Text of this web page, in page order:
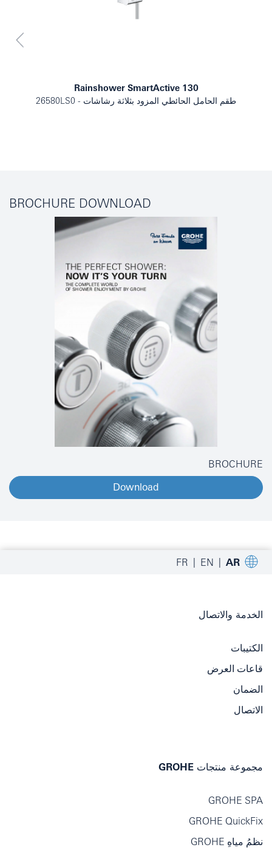
Rainshower SmartActive 130
طقم الحامل الحائطي المزود بثلاثة رشاشات
26580LS0
BROCHURE DOWNLOAD
BROCHURE
Download
AR
EN
FR
الخدمة والاتصال
الكتيبات
قاعات العرض
الضمان
الاتصال
مجموعة منتجات GROHE
GROHE SPA
GROHE QuickFix
نظمُ مياهِ GROHE